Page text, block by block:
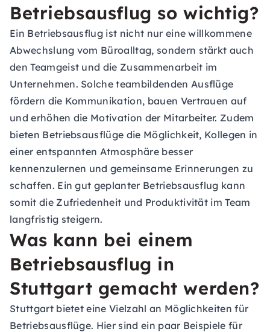
Betriebsausflug so wichtig?
Ein Betriebsausflug ist nicht nur eine willkommene
Abwechslung vom Büroalltag, sondern stärkt auch
den Teamgeist und die Zusammenarbeit im
Unternehmen. Solche teambildenden Ausflüge
fördern die Kommunikation, bauen Vertrauen auf
und erhöhen die Motivation der Mitarbeiter. Zudem
bieten Betriebsausflüge die Möglichkeit, Kollegen in
einer entspannten Atmosphäre besser
kennenzulernen und gemeinsame Erinnerungen zu
schaffen. Ein gut geplanter Betriebsausflug kann
somit die Zufriedenheit und Produktivität im Team
langfristig steigern.
Was kann bei einem
Betriebsausflug in
Stuttgart gemacht werden?
Stuttgart bietet eine Vielzahl an Möglichkeiten für
Betriebsausflüge. Hier sind ein paar Beispiele für